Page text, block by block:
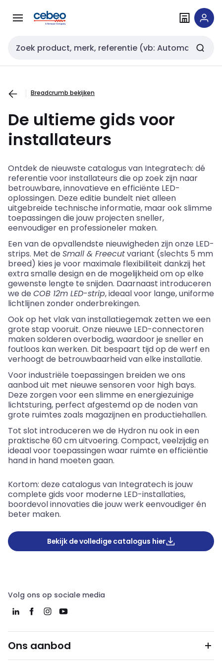
naar
naar
Zoekveld invoer
Breadcrumb bekijken
De ultieme gids voor
installateurs
Ontdek de nieuwste catalogus van Integratech: dé
referentie voor installateurs die op zoek zijn naar
betrouwbare, innovatieve en efficiënte LED-
oplossingen. Deze editie bundelt niet alleen
uitgebreide technische informatie, maar ook slimme
toepassingen die jouw projecten sneller,
eenvoudiger en professioneler maken.
Een van de opvallendste nieuwigheden zijn onze LED-
strips. Met de Small & Freecutvariant (slechts 5 mm
breed) kies je voor maximale flexibiliteit dankzij het
extra smalle design en de mogelijkheid om op elke
gewenste lengte te snijden. Daarnaast introduceren
we de COB 12m LED-strip, ideaal voor lange, uniforme
lichtlijnen zonder onderbrekingen.
Ook op het vlak van installatiegemak zetten we een
grote stap vooruit. Onze nieuwe LED-connectoren
maken solderen overbodig, waardoor je sneller en
foutloos kan werken. Dit bespaart tijd op de werf en
verhoogt de betrouwbaarheid van elke installatie.
Voor industriële toepassingen breiden we ons
aanbod uit met nieuwe sensoren voor high bays.
Deze zorgen voor een slimme en energiezuinige
lichtsturing, perfect afgestemd op de noden van
grote ruimtes zoals magazijnen en productiehallen.
Tot slot introduceren we de Hydron nu ook in een
praktische 60 cm uitvoering. Compact, veelzijdig en
ideaal voor toepassingen waar ruimte en efficiëntie
hand in hand moeten gaan.
Kortom: deze catalogus van Integratech is jouw
complete gids voor moderne LED-installaties,
boordevol innovaties die jouw werk eenvoudiger én
beter maken.
Bekijk de volledige catalogus hier
Volg ons op sociale media
Ons aanbod